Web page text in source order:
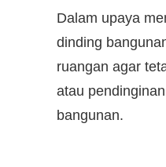
Dalam upaya
dinding
ruangan agar
atau
bangunan.